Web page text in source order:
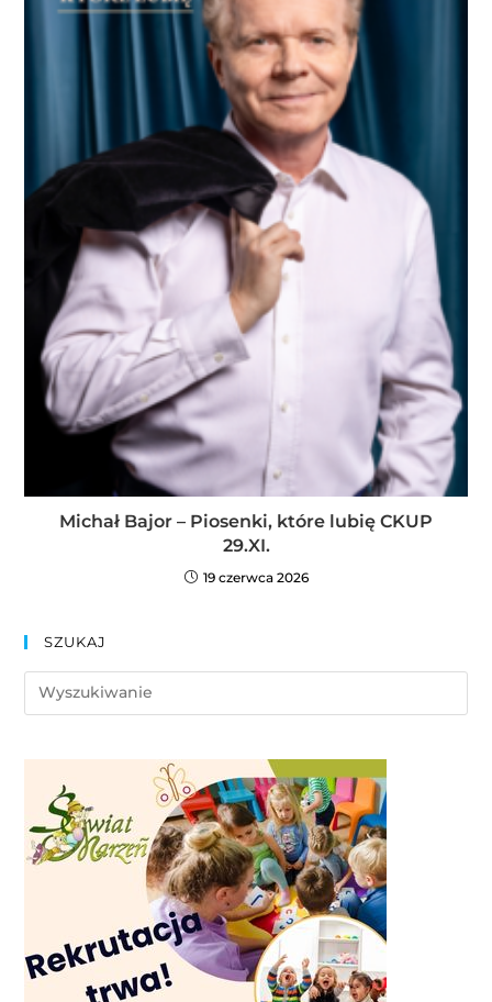
Michał Bajor – Piosenki, które lubię CKUP
29.XI.
19 czerwca 2026
SZUKAJ